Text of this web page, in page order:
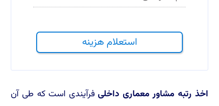
استعلام هزینه
اخذ رتبه مشاور معماری داخلیفرآیندی است که طی آن